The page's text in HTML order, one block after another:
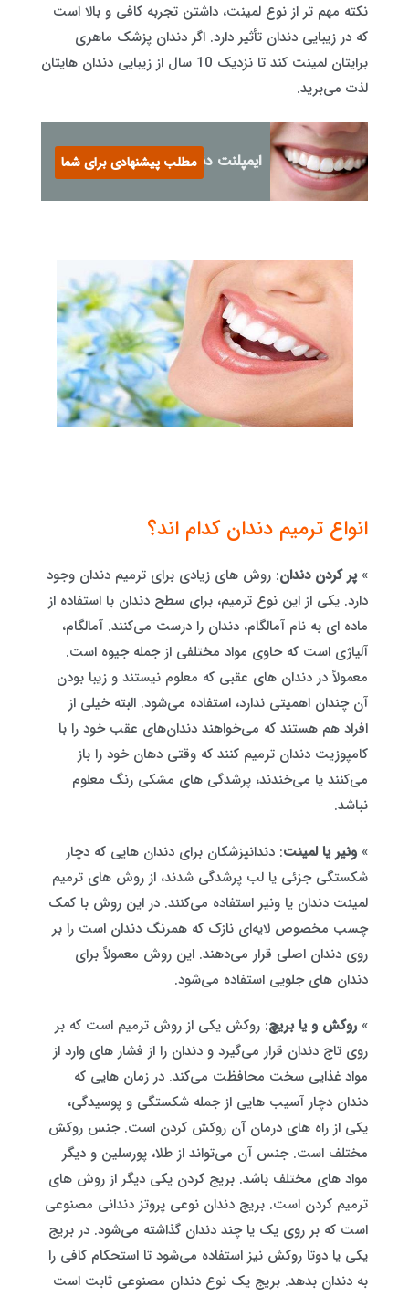
نکته مهم تر از نوع لمینت، داشتن تجربه کافی و بالا است
که در زیبایی دندان تأثیر دارد. اگر دندان پزشک ماهری
برایتان لمینت کند تا نزدیک 10 سال از زیبایی دندان هایتان
لذت می‌برید.
ایمپلنت دندانمطلب پیشنهادی برای شما
انواع ترمیم دندان کدام اند؟
»پر کردن دندان: روش های زیادی برای ترمیم دندان وجود
دارد. یکی از این نوع ترمیم، برای سطح دندان با استفاده از
ماده ای به نام آمالگام، دندان را درست می‌کنند. آمالگام،
آلیاژی است که حاوی مواد مختلفی از جمله جیوه است.
معمولاً در دندان های عقبی که معلوم نیستند و زیبا بودن
آن چندان اهمیتی ندارد، استفاده می‌شود. البته خیلی از
افراد هم هستند که می‌خواهند دندان‌های عقب خود را با
کامپوزیت دندان ترمیم کنند که وقتی دهان خود را باز
می‌کنند یا می‌خندند، پرشدگی های مشکی رنگ معلوم
نباشد.
» ونیر یا لمینت: دندانپزشکان برای دندان هایی که دچار
شکستگی جزئی یا لب پرشدگی شدند، از روش های ترمیم
لمینت دندان یا ونیر استفاده می‌کنند. در این روش با کمک
چسب مخصوص لایه‌ای نازک که همرنگ دندان است را بر
روی دندان اصلی قرار می‌دهند. این روش معمولاً برای
دندان های جلویی استفاده می‌شود.
»روکش و یا بریچ: روکش یکی از روش ترمیم است که بر
روی تاج دندان قرار می‌گیرد و دندان را از فشار های وارد از
مواد غذایی سخت محافظت می‌کند. در زمان هایی که
دندان دچار آسیب هایی از جمله شکستگی و پوسیدگی،
یکی از راه های درمان آن روکش کردن است. جنس روکش
مختلف است. جنس آن می‌تواند از طلا، پورسلین و دیگر
مواد های مختلف باشد. بریج کردن یکی دیگر از روش های
ترمیم کردن است. بریج دندان نوعی پروتز دندانی مصنوعی
است که بر روی یک یا چند دندان گذاشته می‌شود. در بریج
یکی یا دوتا روکش نیز استفاده می‌شود تا استحکام کافی را
به دندان بدهد. بریج یک نوع دندان مصنوعی ثابت است